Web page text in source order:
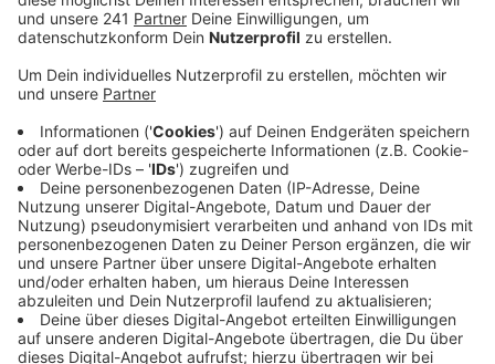
Im vergangenen Jahr hatte die Experten der
Bundesanstalt für Straßenwesen Mängel an der
Krebsbachtalbrücke bei Mechernich festgestellt.
Veröffentlicht:Montag, 18.03.2019 06:37
Anzeige
Wegen der Mängel muss die A1-Krebsbachtalbrücke
verstärkt werden. Aktuell laufen die Planungen dafür.
Dabei haben die Straßenbauer Möglichkeiten